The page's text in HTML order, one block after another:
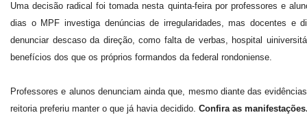
Uma decisão radical foi tomada nesta quinta-feira por professores e
dias o MPF investiga denúncias de irregularidades, mas docentes e
denunciar descaso da direção, como falta de verbas, hospital
benefícios dos que os próprios formandos da federal rondoniense.
Professores e alunos denunciam ainda que, mesmo diante das
reitoria preferiu manter o que já havia decidido. Confira as